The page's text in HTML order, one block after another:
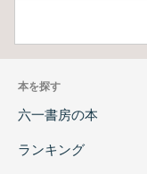
本を探す
六一書房の本
ランキング